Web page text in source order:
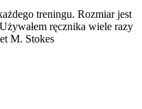
treningu. Rozmiar jest
ręcznika wiele razy
M. Stokes